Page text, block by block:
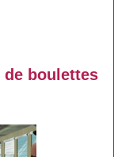
de boulettes